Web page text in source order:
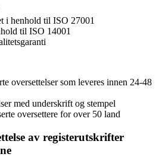
i henhold til ISO 27001
til ISO 14001
oversettelser som leveres innen 24-48
med underskrift og stempel
oversettere for over 50 land
av registerutskrifter